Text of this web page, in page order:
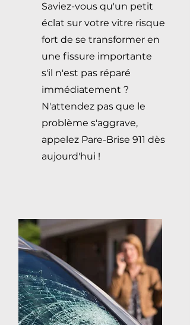
Saviez-vous qu'un petit
éclat sur votre vitre risque
fort de se transformer en
une fissure importante
s'il n'est pas réparé
immédiatement ?
N'attendez pas que le
problème s'aggrave,
appelez Pare-Brise 911 dès
aujourd'hui !